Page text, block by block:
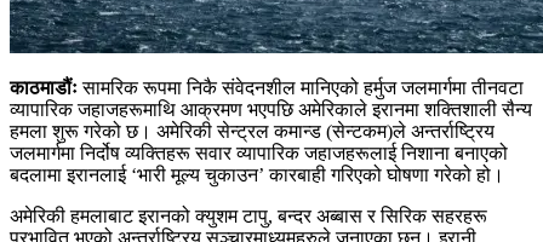
काठमाडौंःसामरिक रूपमा निकै संवेदनशील मानिएको हर्मुज जलमार्गमा तीनवटा
व्यापारिक जहाजहरूमाथि आक्रमण भएपछि अमेरिकाले इरानमा शक्तिशाली सैन्य
हमला शुरू गरेको छ। अमेरिकी सेन्ट्रल कमान्ड (सेन्टकम)ले अन्तर्राष्ट्रिय
जलमार्गमा निर्दोष व्यक्तिहरू सवार व्यापारिक जहाजहरूलाई निशाना बनाएको
बदलामा इरानलाई ‘भारी मूल्य चुकाउन’ कारबाही गरिएको घोषणा गरेको हो।
अमेरिकी हमलाबाट इरानको क्युशम टापु, बन्दर अब्बास र सिरिक सहरहरू